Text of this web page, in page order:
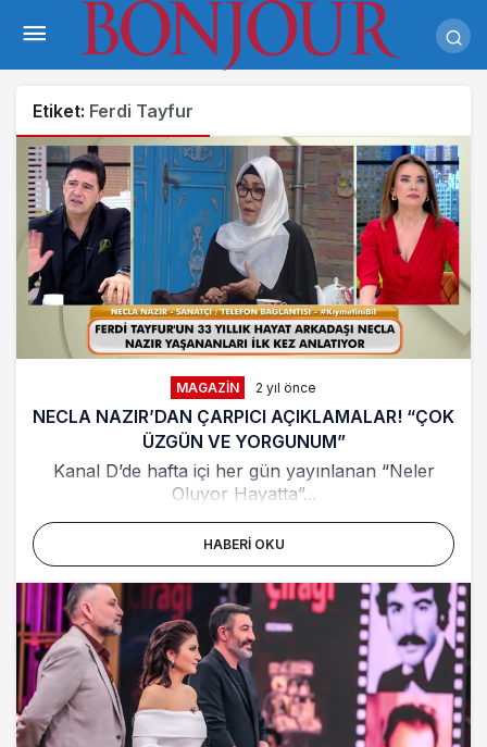
Etiket: Ferdi Tayfur
MAGAZIN 2 yıl önce
NECLA NAZIR’DAN ÇARPICI AÇIKLAMALAR! “ÇOK
ÜZGÜN VE YORGUNUM”
Kanal D’de hafta içi her gün yayınlanan “Neler
Oluyor Hayatta”...
HABERI OKU